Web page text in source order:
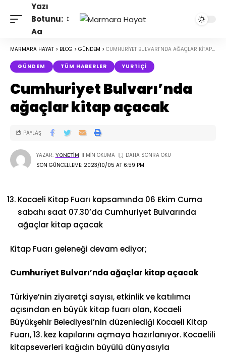
Yazı
Botunu:
Aa
MARMARA HAYAT > BLOG > GÜNDEM > CUMHURIYET BULVARI’NDA AĞAÇLAR KITAP AÇACAK
GÜNDEM TÜM HABERLER YURTIÇI
Cumhuriyet Bulvarı’nda
ağaçlar kitap açacak
SON GÜNCELLEME: 2023/10/05 AT 6:59 PM
YAZAR: YONETIM 1 MIN OKUMA
PAYLAŞ
Kocaeli Kitap Fuarı kapsamında 06 Ekim Cuma
sabahı saat 07.30’da Cumhuriyet Bulvarında
ağaçlar kitap açacak
Kitap Fuarı geleneği devam ediyor;
Cumhuriyet Bulvarı’nda ağaçlar kitap açacak
Türkiye’nin ziyaretçi sayısı, etkinlik ve katılımcı
açısından en büyük kitap fuarı olan, Kocaeli
Büyükşehir Belediyesi’nin düzenlediği Kocaeli Kitap
Fuarı, 13. kez kapılarını açmaya hazırlanıyor. Kocaelili
kitapseverleri kağıdın büyülü dünyasıyla